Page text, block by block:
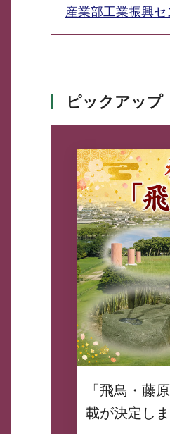
産業部工業振興
ピックアップ
「飛鳥・藤
載が決定しま